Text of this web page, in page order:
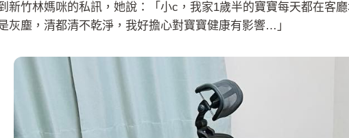
新竹林媽咪的私訊，她說：「小c，我家1歲半的寶寶每天都在客
灰塵，清都清不乾淨，我好擔心對寶寶健康有影響…」